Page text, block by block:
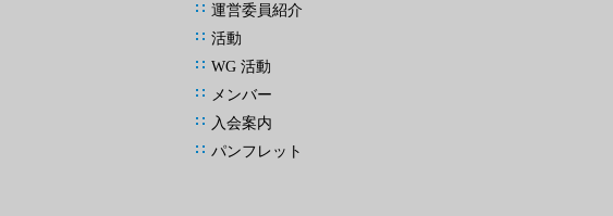
運営委員紹介
活動
WG 活動
メンバー
入会案内
パンフレット